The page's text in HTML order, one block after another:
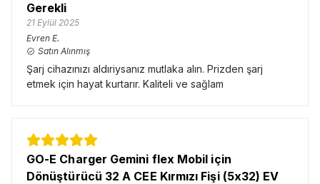
Gerekli
21 Eylül 2025
Evren E.
Satın Alınmış
Şarj cihazınızı aldıriysanız mutlaka alın. Prizden şarj
etmek için hayat kurtarır. Kaliteli ve sağlam
GO-E Charger Gemini flex Mobil için
Dönüştürücü 32 A CEE Kırmızı Fişi (5x32) EV